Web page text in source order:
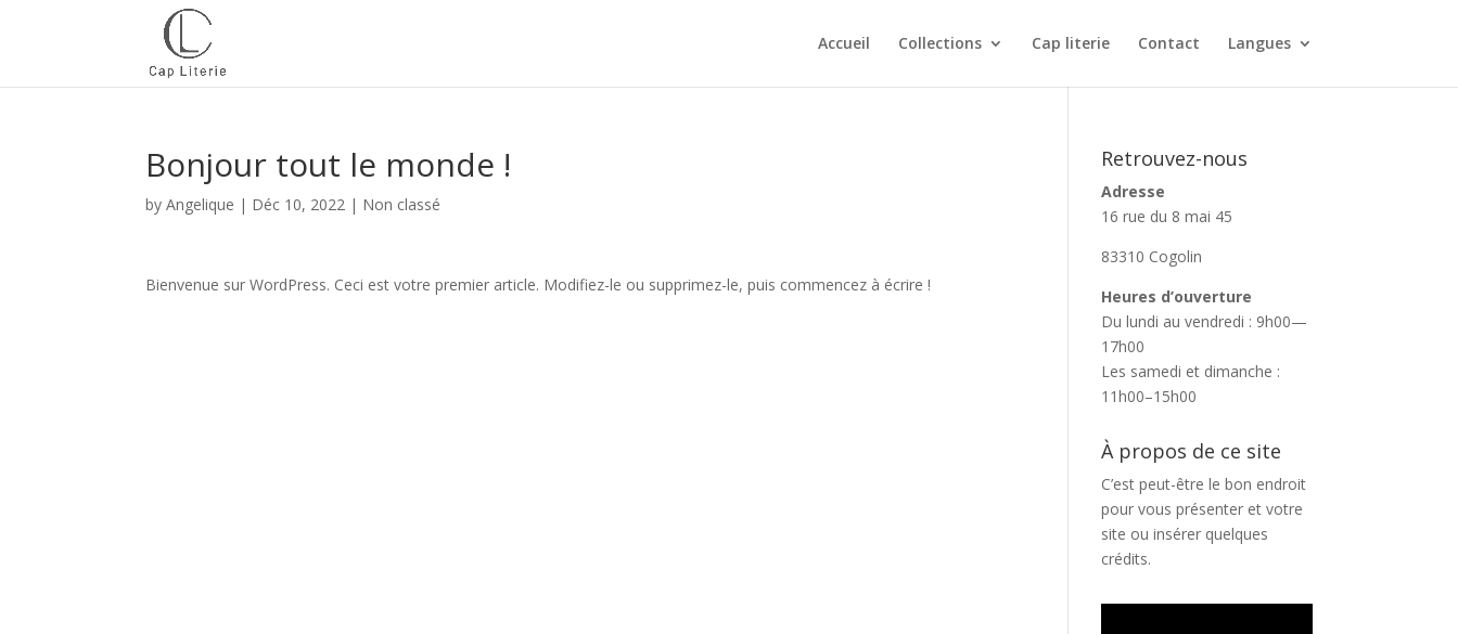
Accueil Collections Cap literie Contact Langues
Bonjour tout le monde !
byAngelique | Déc 10, 2022 | Non classé
Bienvenue sur WordPress. Ceci est votre premier article. Modifiez-le ou supprimez-le, puis commencez à écrire !
Retrouvez-nous
Adresse
16 rue du 8 mai 45
83310 Cogolin
Heures d’ouverture
Du lundi au vendredi : 9h00—
17h00
Les samedi et dimanche :
11h00–15h00
À propos de ce site
C’est peut-être le bon endroit
pour vous présenter et votre
site ou insérer quelques
crédits.